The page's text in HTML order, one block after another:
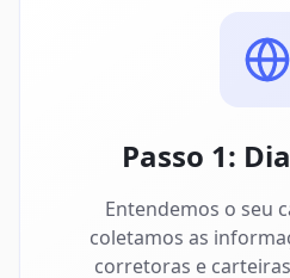
Passo 1:
Entendemos o seu
coletamos as
corretoras e